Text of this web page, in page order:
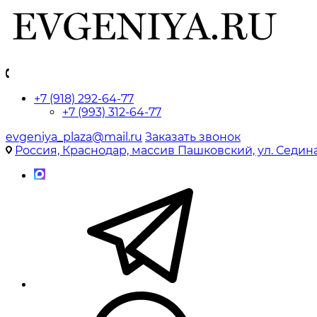
+7 (918) 292-64-77
+7 (993) 312-64-77
evgeniya_plaza@mail.ru Заказать звонок
Россия, Краснодар, массив Пашковский, ул.